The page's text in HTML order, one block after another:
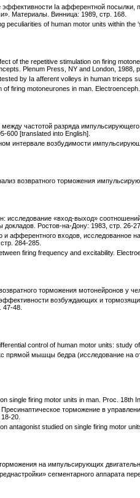
Iа афферентной
Материалы. Винница: 1989, стр. 168.
peculiarities of human motor units within
of the repetitive stimulation on firing
Plenum Press, NY and London, 1988,
by Ia afferent volleys in human triceps
firing motoneurones in man.
частотой разряда
600 [translated into English].
интервале возбудимости
возвратного торможения
«вход-выход»
докладов. Ростов-на-Дону: 1983, стр. 26-
афферентного входов, исследованное
284-285.
firing frequency and excitability.
торможения мотонейронов у
возбуждающих и
47-48.
control of human motor units: study
мышцы бедра (исследование на
single firing motor units in man. Proc. 18th
торможение в
20.
antagonist studied on single firing motor
на импульсирующих
сегментарного аппарата